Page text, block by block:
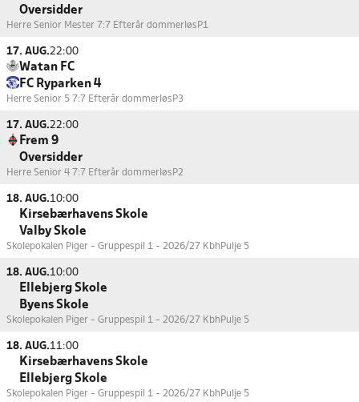
Oversidder
Herre Senior Mester 7:7 Efterår dommerløs P1
17. AUG.22:00
Watan FC
FC Ryparken 4
Herre Senior 5 7:7 Efterår dommerløs P3
17. AUG.22:00
Frem 9
Oversidder
Herre Senior 4 7:7 Efterår dommerløs P2
18. AUG.10:00
Kirsebærhavens Skole
Valby Skole
Skolepokalen Piger - Gruppespil 1 - 2026/27 Kbh Pulje 5
18. AUG.10:00
Ellebjerg Skole
Byens Skole
Skolepokalen Piger - Gruppespil 1 - 2026/27 Kbh Pulje 5
18. AUG.11:00
Kirsebærhavens Skole
Ellebjerg Skole
Skolepokalen Piger - Gruppespil 1 - 2026/27 Kbh Pulje 5